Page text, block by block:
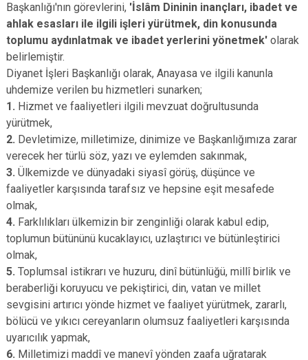
Başkanlığı'nın görevlerini, 'İslâm Dininin inançları, ibadet ve
ahlak esasları ile ilgili işleri yürütmek, din konusunda
toplumu aydınlatmak ve ibadet yerlerini yönetmek' olarak
belirlemiştir.
Diyanet İşleri Başkanlığı olarak, Anayasa ve ilgili kanunla
uhdemize verilen bu hizmetleri sunarken;
1. Hizmet ve faaliyetleri ilgili mevzuat doğrultusunda
yürütmek,
2. Devletimize, milletimize, dinimize ve Başkanlığımıza zarar
verecek her türlü söz, yazı ve eylemden sakınmak,
3. Ülkemizde ve dünyadaki siyasî görüş, düşünce ve
faaliyetler karşısında tarafsız ve hepsine eşit mesafede
olmak,
4. Farklılıkları ülkemizin bir zenginliği olarak kabul edip,
toplumun bütününü kucaklayıcı, uzlaştırıcı ve bütünleştirici
olmak,
5. Toplumsal istikrarı ve huzuru, dinî bütünlüğü, millî birlik ve
beraberliği koruyucu ve pekiştirici, din, vatan ve millet
sevgisini artırıcı yönde hizmet ve faaliyet yürütmek, zararlı,
bölücü ve yıkıcı cereyanların olumsuz faaliyetleri karşısında
uyarıcılık yapmak,
6. Milletimizi maddî ve manevî yönden zaafa uğratarak